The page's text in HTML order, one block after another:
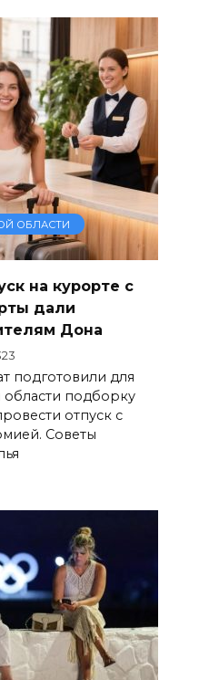
ОБЛАСТИ
на курорте с
дали
Дона
подготовили для
подборку
отпуск с
Советы